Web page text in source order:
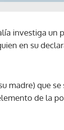
investiga
en su
madre) que
de la